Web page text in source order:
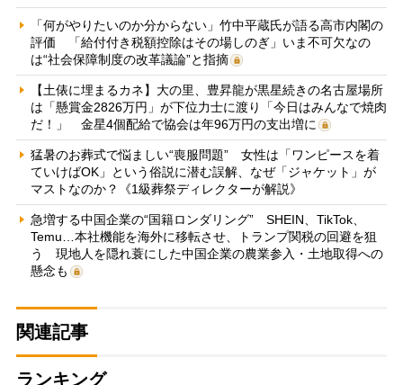
「何がやりたいのか分からない」竹中平蔵氏が語る高市内閣の
評価 「給付付き税額控除はその場しのぎ」いま不可欠なの
は“社会保障制度の改革議論”と指摘
【土俵に埋まるカネ】大の里、豊昇龍が黒星続きの名古屋場所
は「懸賞金2826万円」が下位力士に渡り「今日はみんなで焼肉
だ！」 金星4個配給で協会は年96万円の支出増に
猛暑のお葬式で悩ましい“喪服問題” 女性は「ワンピースを着
ていけばOK」という俗説に潜む誤解、なぜ「ジャケット」が
マストなのか？《1級葬祭ディレクターが解説》
急増する中国企業の“国籍ロンダリング” SHEIN、TikTok、
Temu…本社機能を海外に移転させ、トランプ関税の回避を狙
う 現地人を隠れ蓑にした中国企業の農業参入・土地取得への
懸念も
関連記事
ランキング